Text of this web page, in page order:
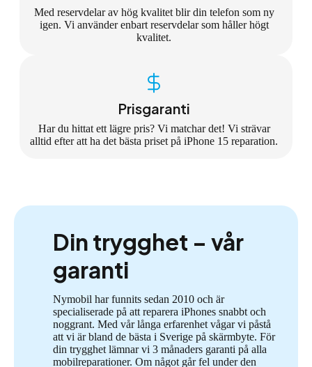
Med reservdelar av hög kvalitet blir din telefon som ny
igen. Vi använder enbart reservdelar som håller högt
kvalitet.
Prisgaranti
Har du hittat ett lägre pris? Vi matchar det! Vi strävar
alltid efter att ha det bästa priset på iPhone 15 reparation.
Din trygghet – vår
garanti
Nymobil har funnits sedan 2010 och är
specialiserade på att reparera iPhones snabbt och
noggrant. Med vår långa erfarenhet vågar vi påstå
att vi är bland de bästa i Sverige på skärmbyte. För
din trygghet lämnar vi 3 månaders garanti på alla
mobilreparationer. Om något går fel under den